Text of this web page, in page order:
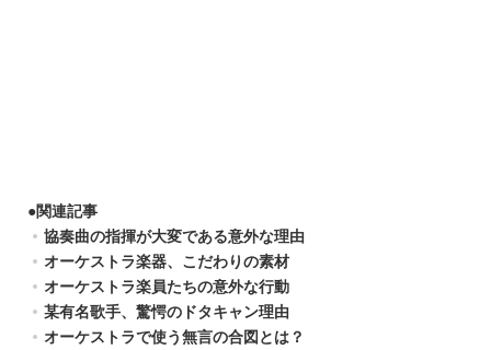
●関連記事
協奏曲の指揮が大変である意外な理由
オーケストラ楽器、こだわりの素材
オーケストラ楽員たちの意外な行動
某有名歌手、驚愕のドタキャン理由
オーケストラで使う無言の合図とは？